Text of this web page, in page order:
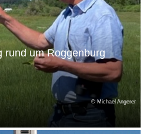
© Michael Angerer
rund um Roggenburg